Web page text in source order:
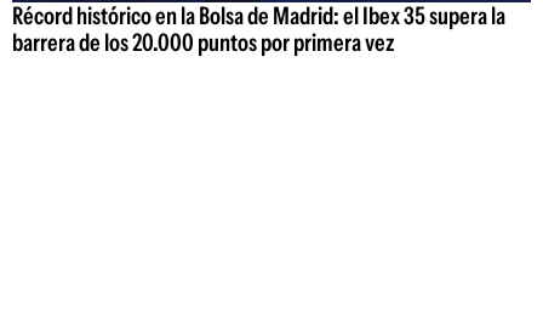
Récord histórico en la Bolsa de Madrid: el Ibex 35 supera la
barrera de los 20.000 puntos por primera vez